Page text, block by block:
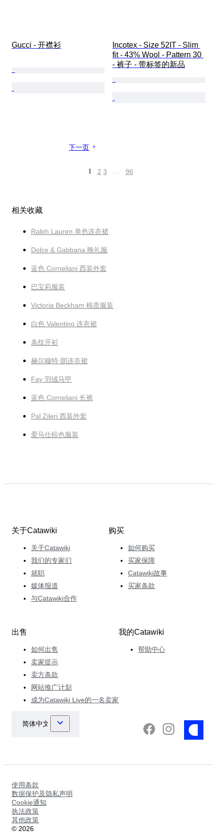
Gucci - 开襟衫
Incotex - Size 52IT - Slim
fit - 43% Wool - Pattern 30
- 裤子 - 带标签的新品
下一页
1 2 3 … 96
相关收藏
Ralph Lauren 单色连衣裙
Dolce & Gabbana 晚礼服
蓝色 Corneliani 西装外套
巴宝莉服装
Victoria Beckham 棉质服装
白色 Valentino 连衣裙
条纹开衫
赫尔穆特·朗连衣裙
Fay 羽绒马甲
蓝色 Corneliani 长裤
Pal Zileri 西装外套
爱马仕棕色服装
关于Catawiki
关于Catawiki
我们的专家们
就职
媒体报道
与Catawiki合作
购买
如何购买
买家保障
Catawiki故事
买家条款
出售
如何出售
卖家提示
卖方条款
网站推广计划
成为Catawiki Live的一名卖家
我的Catawiki
帮助中心
使用条款
数据保护及隐私声明
Cookie通知
执法政策
其他政策
© 2026